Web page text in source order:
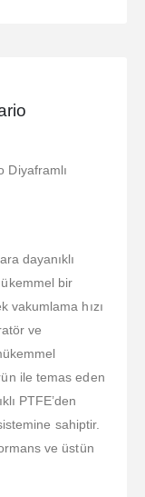
Diyaframlı
dayanıklı
bir
vakumlama hızı
ve
ile temas eden
PTFE’den
sahiptir.
ve üstün